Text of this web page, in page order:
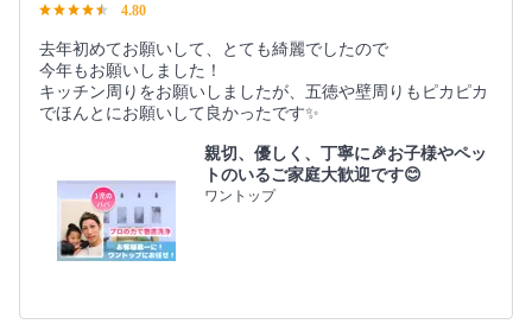
4.80
去年初めてお願いして、とても綺麗でしたので
今年もお願いしました！
キッチン周りをお願いしましたが、五徳や壁周りもピカピカ
でほんとにお願いして良かったです✨
親切、優しく、丁寧に🎉お子様やペッ
トのいるご家庭大歓迎です😊
ワントップ